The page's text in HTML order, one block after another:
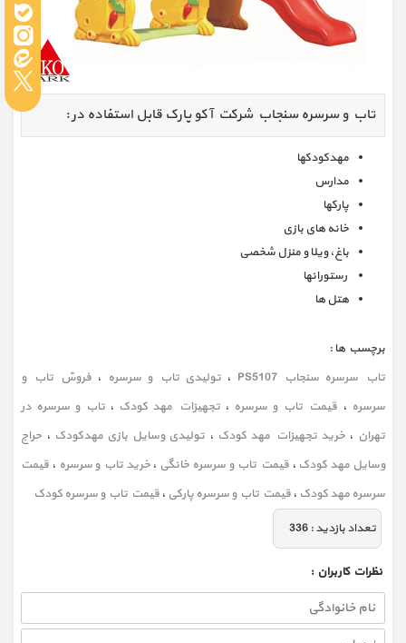
تاب و سرسره سنجاب شرکت آکو پارک قابل استفاده در :
مهدکودکها
مدارس
پارکها
خانه های بازی
باغ، ویلا و منزل شخصی
رستورانها
هتل ها
برچسب ها :
تاب سرسره سنجاب PS5107
،تولیدی تاب و سرسره ، فروش تاب و
سرسره ، قیمت تاب و سرسره ،تجهیزات مهد کودک ،تاب و سرسره در
تهران ،خرید تجهیزات مهد کودک ، تولیدی وسایل بازی مهدکودک ، حراج
وسایل مهد کودک ،قیمت تاب و سرسره خانگی ،خرید تاب و سرسره ، قیمت
سرسره مهد کودک ،قیمت تاب و سرسره پارکی ،قیمت تاب و سرسره کودک
تعداد بازديد :336
نظرات كاربران :